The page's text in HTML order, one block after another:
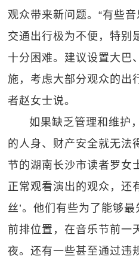
观众带来新问题。“有些
交通出行极为不便，特别
十分困难。建议设置大巴
施，考虑大部分观众的出
者赵女士说。
如果缺乏管理和维护
的人身、财产安全就无法
节的湖南长沙市读者罗女
正常观看演出的观众，还
丝’。他们有些为了能够
前排位置，在音乐节前一
夜。还有一些甚至通过违